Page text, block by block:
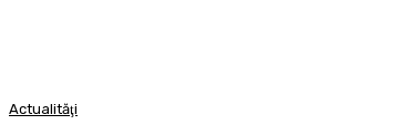
Actualităţi